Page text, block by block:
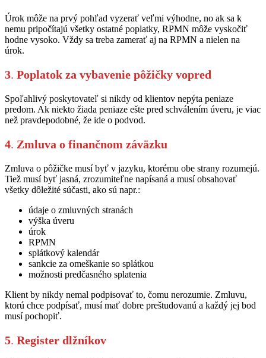
Úrok môže na prvý pohľad vyzerať veľmi výhodne, no ak sa k
nemu pripočítajú všetky ostatné poplatky, RPMN môže vyskočiť
hodne vysoko. Vždy sa treba zamerať aj na RPMN a nielen na
úrok.
3. Poplatok za vybavenie pôžičky vopred
Spoľahlivý poskytovateľ si nikdy od klientov nepýta peniaze
predom. Ak niekto žiada peniaze ešte pred schválením úveru, je viac
než pravdepodobné, že ide o podvod.
4. Zmluva o finančnom záväzku
Zmluva o pôžičke musí byť v jazyku, ktorému obe strany rozumejú.
Tiež musí byť jasná, zrozumiteľne napísaná a musí obsahovať
všetky dôležité súčasti, ako sú napr.:
údaje o zmluvných stranách
výška úveru
úrok
RPMN
splátkový kalendár
sankcie za omeškanie so splátkou
možnosti predčasného splatenia
Klient by nikdy nemal podpisovať to, čomu nerozumie. Zmluvu,
ktorú chce podpísať, musí mať dobre preštudovanú a každý jej bod
musí pochopiť.
5. Register dlžníkov